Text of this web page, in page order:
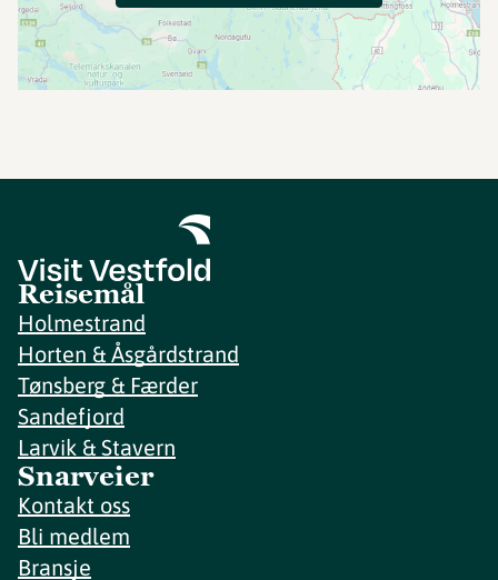
Reisemål
Holmestrand
Horten & Åsgårdstrand
Tønsberg & Færder
Sandefjord
Larvik & Stavern
Snarveier
Kontakt oss
Bli medlem
Bransje